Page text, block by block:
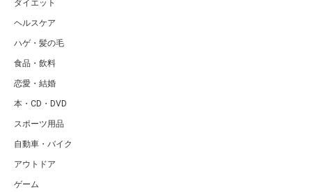
ダイエット
ヘルスケア
ハゲ・髪の毛
食品・飲料
恋愛・結婚
本・CD・DVD
スポーツ用品
自動車・バイク
アウトドア
ゲーム